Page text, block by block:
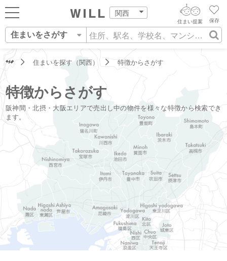
関西
ログイン
新規会員登録
住まいをさがす
住まいを売る
住まいをつくる
店舗案内
スタッフ紹介
保存
住まい提案
住まいをさがす
住まいをさがす
自宅の相場をみる
住まい事例をさが
街・施設をさがす
営業所をさがす
AIウィルくんの提案
AI住まい提案を受ける
AI査定・チャット相談する
不動産エージェントの提案
価格査定を依頼する
相場データを依頼する
住まいを探す（関西） 特徴からさがす
特徴からさがす
阪神間・北摂・大阪エリアで売出し中の物件を様々な特徴から検索でき
ます。